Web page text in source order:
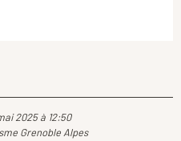
2025 à 12:50
Grenoble Alpes